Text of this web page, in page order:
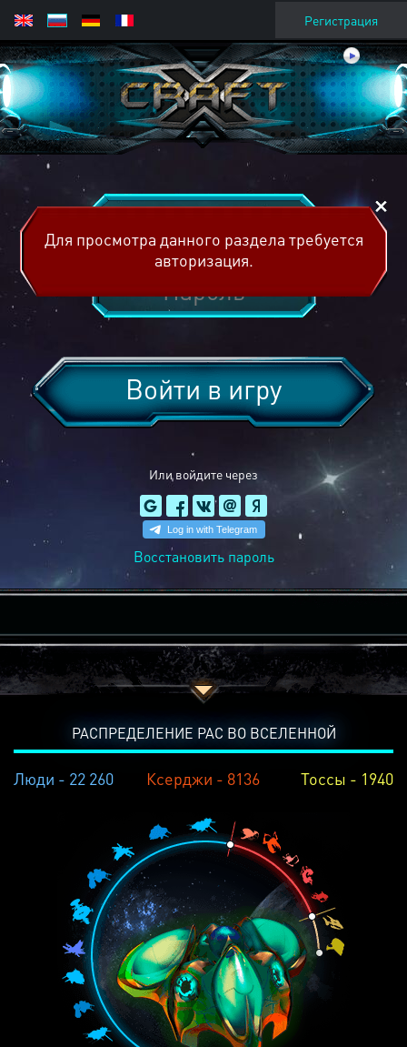
Регистрация
Или войдите через
Войти в игру
Восстановить пароль
Для просмотра данного раздела требуется
авторизация.
РАСПРЕДЕЛЕНИЕ РАС ВО ВСЕЛЕННОЙ
Люди - 22 260 Ксерджи - 8136 Тоссы - 1940